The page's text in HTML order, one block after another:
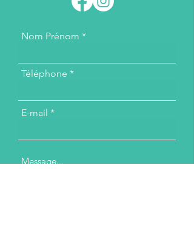
Nom Prénom
Téléphone
E-mail
Message...